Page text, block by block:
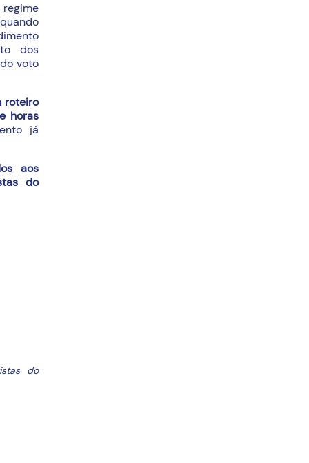
dos
voto
roteiro
horas
já
aos
do
do